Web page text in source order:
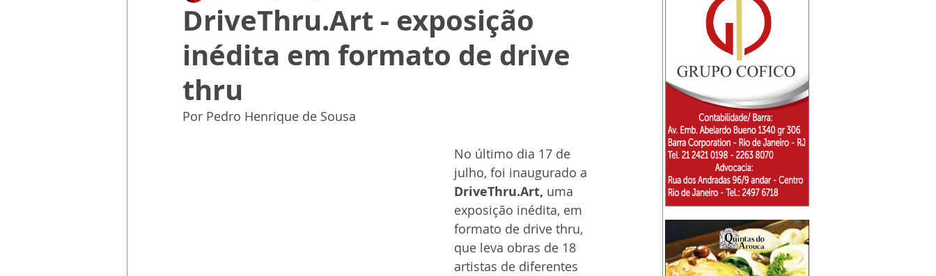
DriveThru.Art - exposição
inédita em formato de drive
thru
Por Pedro Henrique de Sousa
No último dia 17 de
julho, foi inaugurado a
DriveThru.Art, uma
exposição inédita, em
formato de drive thru,
que leva obras de 18
artistas de diferentes